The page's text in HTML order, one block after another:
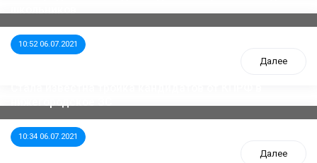
10:52 06.07.2021
Далее
10:34 06.07.2021
Далее